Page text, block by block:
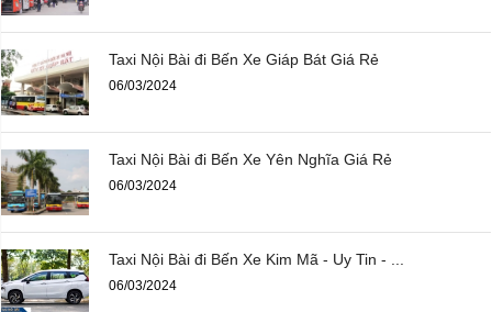
Taxi Nội Bài đi Bến Xe Giáp Bát Giá Rẻ
06/03/2024
Taxi Nội Bài đi Bến Xe Yên Nghĩa Giá Rẻ
06/03/2024
Taxi Nội Bài đi Bến Xe Kim Mã - Uy Tin - ...
06/03/2024